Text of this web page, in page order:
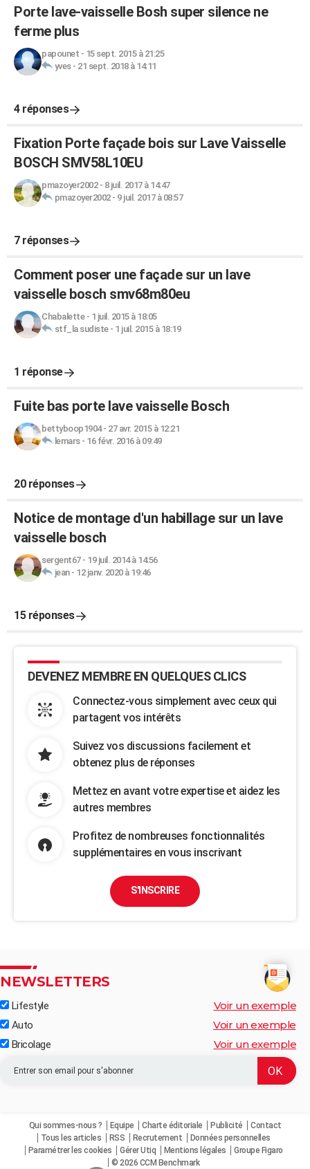
Porte lave-vaisselle Bosh super silence ne
ferme plus
papounet - 15 sept. 2015 à 21:25
yves- 21 sept. 2018 à 14:11
4 réponses
Fixation Porte façade bois sur Lave Vaisselle
BOSCH SMV58L10EU
pmazoyer2002- 8 juil. 2017 à 14:47
pmazoyer2002- 9 juil. 2017 à 08:57
7 réponses
Comment poser une façade sur un lave
vaisselle bosch smv68m80eu
Chabalette- 1 juil. 2015 à 18:05
stf_la sudiste- 1 juil. 2015 à 18:19
1 réponse
Fuite bas porte lave vaisselle Bosch
bettyboop1904- 27 avr. 2015 à 12:21
lemars- 16 févr. 2016 à 09:49
20 réponses
Notice de montage d'un habillage sur un lave
vaisselle bosch
sergent67- 19 juil. 2014 à 14:56
jean- 12 janv. 2020 à 19:46
15 réponses
DEVENEZ MEMBRE EN QUELQUES CLICS
Connectez-vous simplement avec ceux qui
partagent vos intérêts
Suivez vos discussions facilement et
obtenez plus de réponses
Mettez en avant votre expertise et aidez les
autres membres
Profitez de nombreuses fonctionnalités
supplémentaires en vous inscrivant
S'INSCRIRE
NEWSLETTERS
Lifestyle Voir un exemple
Auto Voir un exemple
Bricolage Voir un exemple
Qui sommes-nous ? Equipe Charte éditoriale Publicité
Contact
Tous les articles
RSS Recrutement
Données personnelles
Paramétrer les cookies
Gérer Utiq Mentions légales
Groupe Figaro
© 2026 CCM Benchmark